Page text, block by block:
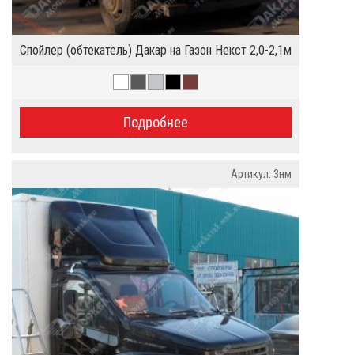
Спойлер (обтекатель) Дакар на Газон Некст 2,0-2,1м
Подробнее
Артикул: 3нм